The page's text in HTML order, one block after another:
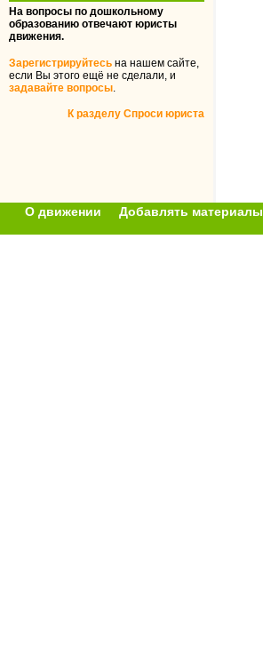
На вопросы по дошкольному
образованию отвечают юристы
движения.
Зарегистрируйтесь на нашем сайте,
если Вы этого ещё не сделали, и
задавайте вопросы
К разделу Спроси юриста
О движении Добавлять материалы